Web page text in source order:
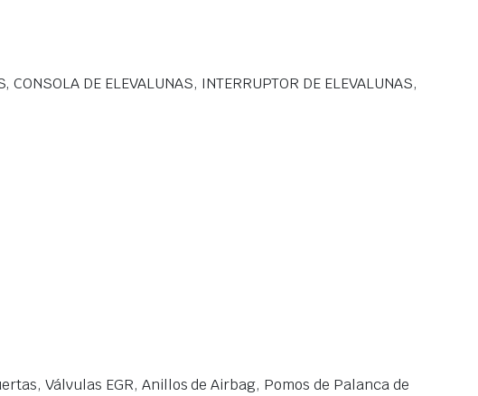
CONSOLA DE ELEVALUNAS, INTERRUPTOR DE ELEVALUNAS,
Válvulas EGR, Anillos de Airbag, Pomos de Palanca de